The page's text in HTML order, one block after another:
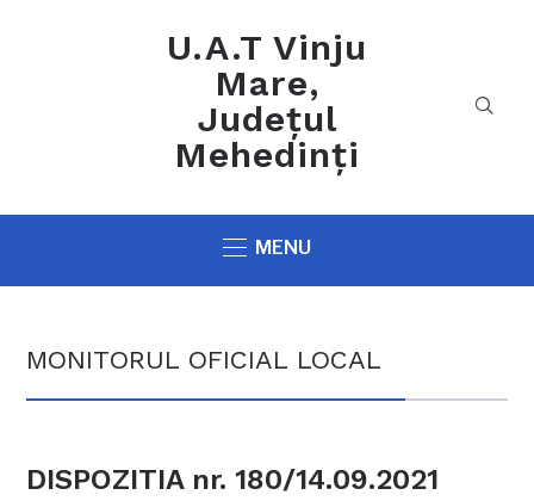
U.A.T Vinju
Mare,
Județul
Mehedinți
MENU
MONITORUL OFICIAL LOCAL
DISPOZITIA nr. 180/14.09.2021